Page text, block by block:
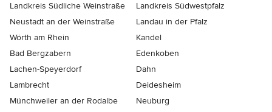
Landkreis Südliche Weinstraße
Landkreis Südwestpfalz
Neustadt an der Weinstraße
Landau in der Pfalz
Wörth am Rhein
Kandel
Bad Bergzabern
Edenkoben
Lachen-Speyerdorf
Dahn
Lambrecht
Deidesheim
Münchweiler an der Rodalbe
Neuburg